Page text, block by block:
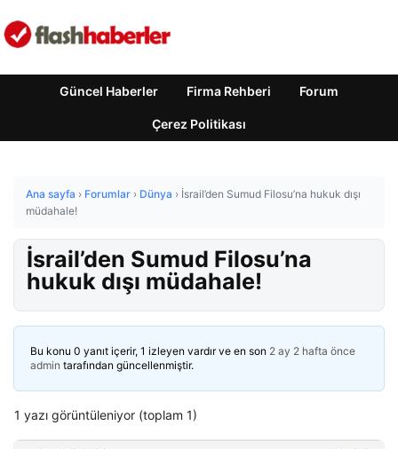
Güncel Haberler Firma Rehberi Forum
Çerez Politikası
Ana sayfa › Forumlar › Dünya › İsrail’den Sumud Filosu’na hukuk dışı
müdahale!
İsrail’den Sumud Filosu’na
hukuk dışı müdahale!
Bu konu 0 yanıt içerir, 1 izleyen vardır ve en son 2 ay 2 hafta önce
admin tarafından güncellenmiştir.
1 yazı görüntüleniyor (toplam 1)